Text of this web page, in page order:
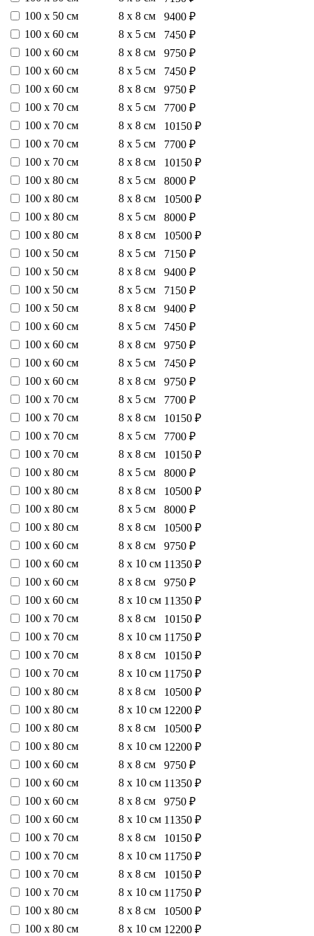
100 х 50 см
8 х 8 см
9400 ₽
100 х 60 см
8 х 5 см
7450 ₽
100 х 60 см
8 х 8 см
9750 ₽
100 х 60 см
8 х 5 см
7450 ₽
100 х 60 см
8 х 8 см
9750 ₽
100 х 70 см
8 х 5 см
7700 ₽
100 х 70 см
8 х 8 см
10150 ₽
100 х 70 см
8 х 5 см
7700 ₽
100 х 70 см
8 х 8 см
10150 ₽
100 х 80 см
8 х 5 см
8000 ₽
100 х 80 см
8 х 8 см
10500 ₽
100 х 80 см
8 х 5 см
8000 ₽
100 х 80 см
8 х 8 см
10500 ₽
100 х 50 см
8 х 5 см
7150 ₽
100 х 50 см
8 х 8 см
9400 ₽
100 х 50 см
8 х 5 см
7150 ₽
100 х 50 см
8 х 8 см
9400 ₽
100 х 60 см
8 х 5 см
7450 ₽
100 х 60 см
8 х 8 см
9750 ₽
100 х 60 см
8 х 5 см
7450 ₽
100 х 60 см
8 х 8 см
9750 ₽
100 х 70 см
8 х 5 см
7700 ₽
100 х 70 см
8 х 8 см
10150 ₽
100 х 70 см
8 х 5 см
7700 ₽
100 х 70 см
8 х 8 см
10150 ₽
100 х 80 см
8 х 5 см
8000 ₽
100 х 80 см
8 х 8 см
10500 ₽
100 х 80 см
8 х 5 см
8000 ₽
100 х 80 см
8 х 8 см
10500 ₽
100 х 60 см
8 х 8 см
9750 ₽
100 х 60 см
8 х 10 см 11350 ₽
100 х 60 см
8 х 8 см
9750 ₽
100 х 60 см
8 х 10 см 11350 ₽
100 х 70 см
8 х 8 см
10150 ₽
100 х 70 см
8 х 10 см 11750 ₽
100 х 70 см
8 х 8 см
10150 ₽
100 х 70 см
8 х 10 см 11750 ₽
100 х 80 см
8 х 8 см
10500 ₽
100 х 80 см
8 х 10 см 12200 ₽
100 х 80 см
8 х 8 см
10500 ₽
100 х 80 см
8 х 10 см 12200 ₽
100 х 60 см
8 х 8 см
9750 ₽
100 х 60 см
8 х 10 см 11350 ₽
100 х 60 см
8 х 8 см
9750 ₽
100 х 60 см
8 х 10 см 11350 ₽
100 х 70 см
8 х 8 см
10150 ₽
100 х 70 см
8 х 10 см 11750 ₽
100 х 70 см
8 х 8 см
10150 ₽
100 х 70 см
8 х 10 см 11750 ₽
100 х 80 см
8 х 8 см
10500 ₽
100 х 80 см
8 х 10 см 12200 ₽